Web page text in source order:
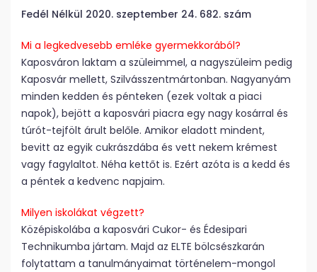
Fedél Nélkül 2020. szeptember 24. 682. szám
Mi a legkedvesebb emléke gyermekkorából?
Kaposváron laktam a szüleimmel, a nagyszüleim pedig
Kaposvár mellett, Szilvásszentmártonban. Nagyanyám
minden kedden és pénteken (ezek voltak a piaci
napok), bejött a kaposvári piacra egy nagy kosárral és
túrót-tejfölt árult belőle. Amikor eladott mindent,
bevitt az egyik cukrászdába és vett nekem krémest
vagy fagylaltot. Néha kettőt is. Ezért azóta is a kedd és
a péntek a kedvenc napjaim.
Milyen iskolákat végzett?
Középiskolába a kaposvári Cukor- és Édesipari
Technikumba jártam. Majd az ELTE bölcsészkarán
folytattam a tanulmányaimat történelem-mongol